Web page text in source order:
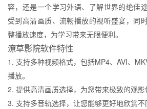
容，还是一个学习外语、了解世界的绝佳
受到高清画质、流畅播放的视听盛宴，同
整播放速度，为学习带来无限便利。
潦草影院软件特性
1. 支持多种视频格式，包括MP4、AVI、
播放。
2. 提供高清画质选择，为您带来极致的观影
3. 支持多音轨选择，让您能够更好地欣赏不